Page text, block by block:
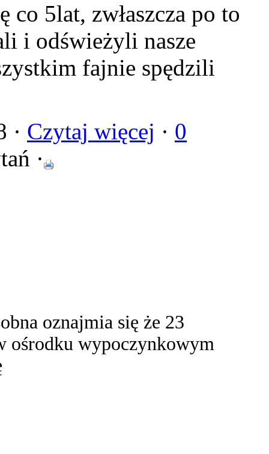
co 5lat, zwłaszcza po to
i odświeżyli nasze
fajnie spędzili
· Czytaj więcej · 0
·
oznajmia się że 23
ośrodku wypoczynkowym